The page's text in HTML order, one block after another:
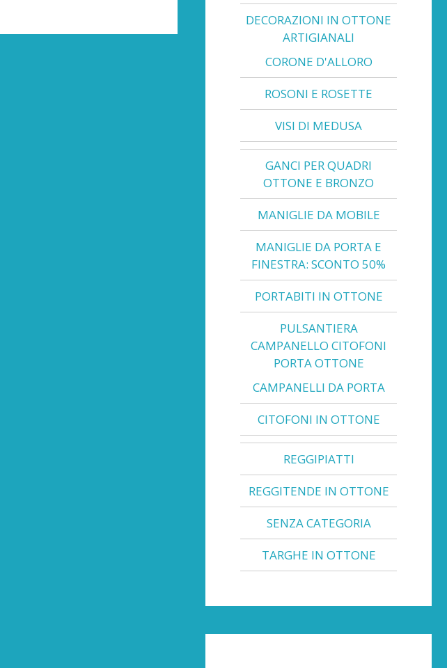
DECORAZIONI IN OTTONE
ARTIGIANALI
CORONE D'ALLORO
ROSONI E ROSETTE
VISI DI MEDUSA
GANCI PER QUADRI
OTTONE E BRONZO
MANIGLIE DA MOBILE
MANIGLIE DA PORTA E
FINESTRA: SCONTO 50%
PORTABITI IN OTTONE
PULSANTIERA
CAMPANELLO CITOFONI
PORTA OTTONE
CAMPANELLI DA PORTA
CITOFONI IN OTTONE
REGGIPIATTI
REGGITENDE IN OTTONE
SENZA CATEGORIA
TARGHE IN OTTONE